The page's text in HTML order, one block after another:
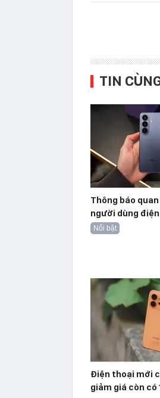
TIN
Thông báo
người dùng
Nổi bật
Điện thoại mới
giảm giá còn có